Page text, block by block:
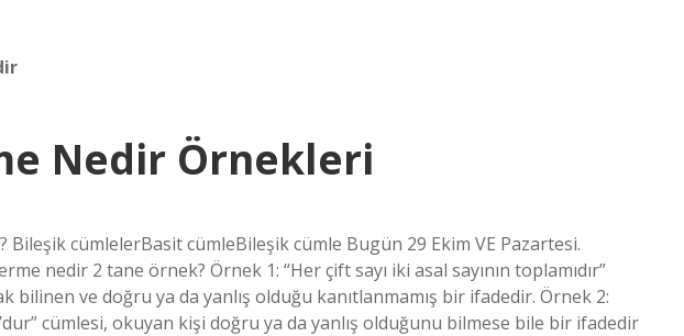
Nedir Örnekleri
cümlelerBasit cümleBileşik cümle Bugün 29 Ekim VE Pazartesi.
nedir 2 tane örnek? Örnek 1: “Her çift sayı iki asal sayının toplamıdır”
bilinen ve doğru ya da yanlış olduğu kanıtlanmamış bir ifadedir. Örnek 2:
cümlesi, okuyan kişi doğru ya da yanlış olduğunu bilmese bile bir ifadedir